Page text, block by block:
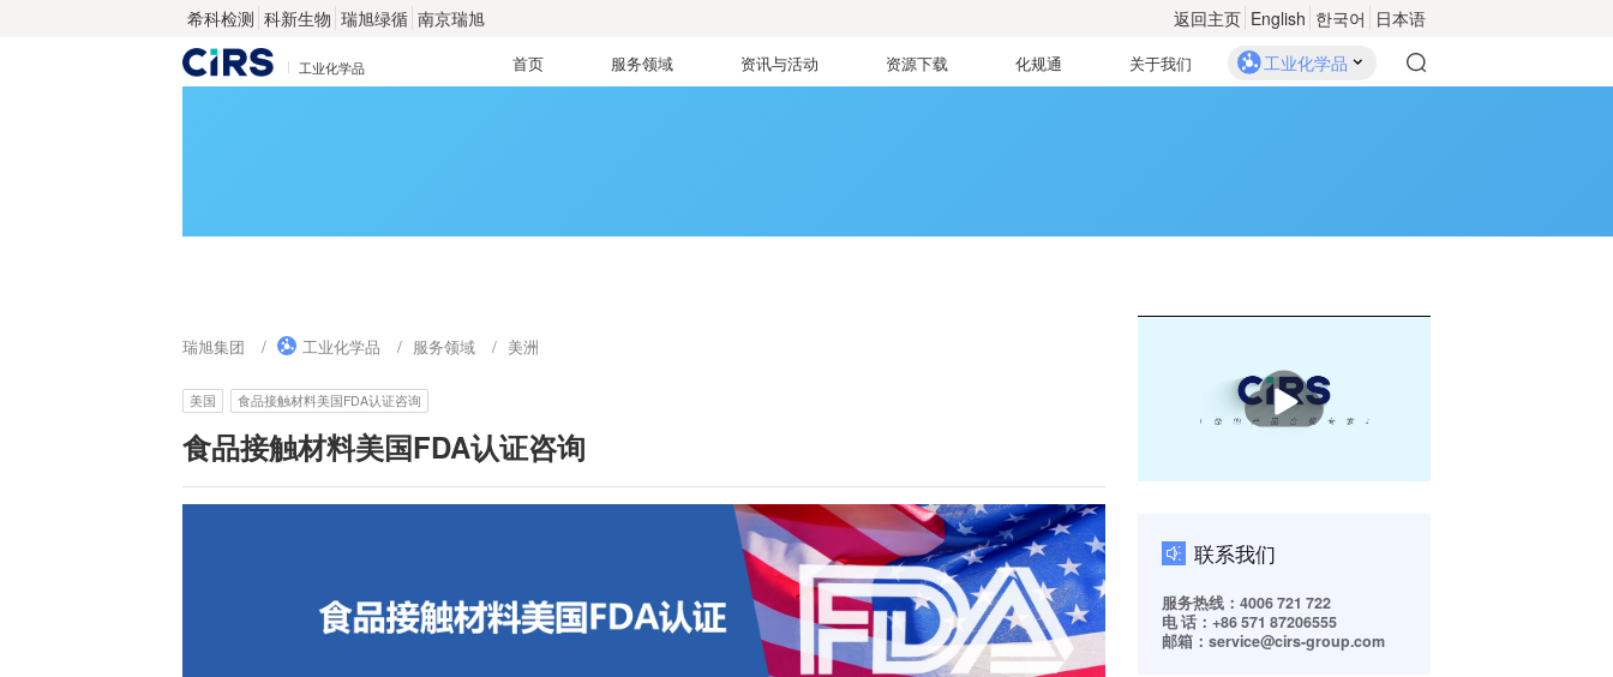
希科检测 科新生物 瑞旭绿循 南京瑞旭 返回主页 English 한국어 日本语
工业化学品 首页 服务领域 资讯与活动 资源下载 化规通 关于我们 工业化学品
瑞旭集团 工业化学品 服务领域 美洲
美国 食品接触材料美国FDA认证咨询
食品接触材料美国FDA认证咨询
播
放
联系我们
服务热线：4006 721 722
电 话：+86 571 87206555
邮箱：service@cirs-group.com